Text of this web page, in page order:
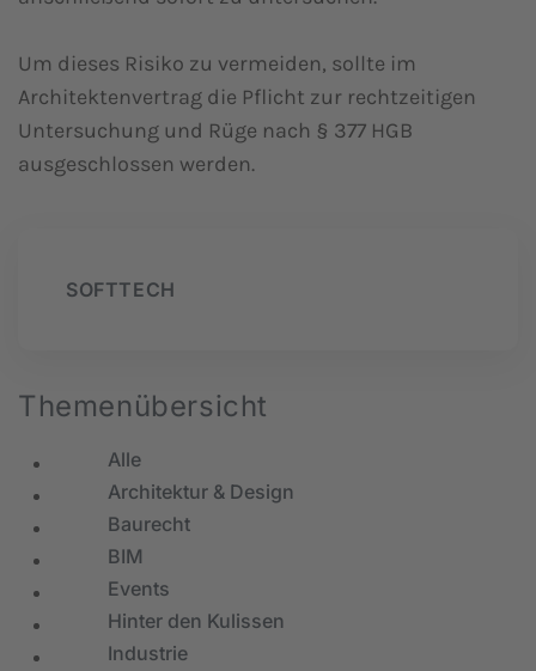
Um dieses Risiko zu vermeiden, sollte im
Architektenvertrag die Pflicht zur rechtzeitigen
Untersuchung und Rüge nach § 377 HGB
ausgeschlossen werden.
SOFTTECH
Themenübersicht
Alle
Architektur & Design
Baurecht
BIM
Events
Hinter den Kulissen
Industrie